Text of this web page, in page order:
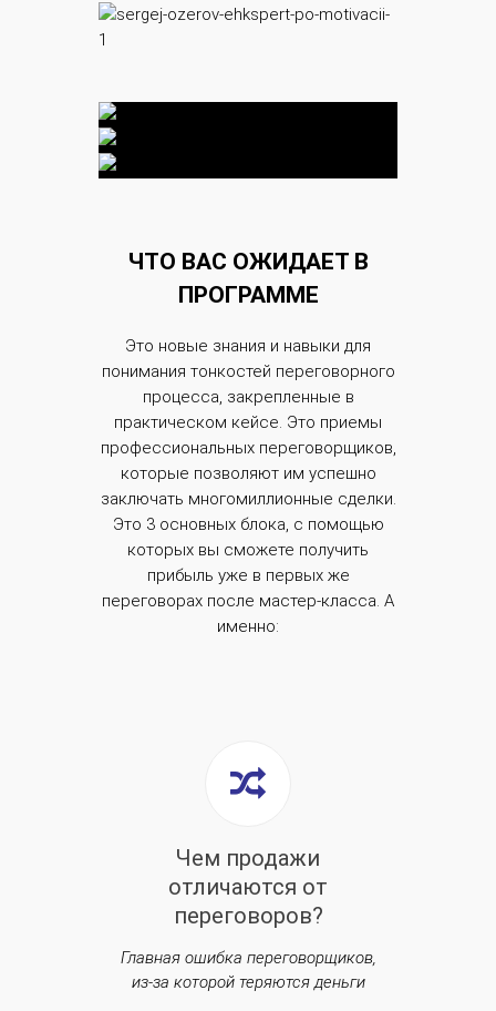
ЧТО ВАС ОЖИДАЕТ В
ПРОГРАММЕ
Это новые знания и навыки для
понимания тонкостей переговорного
процесса, закрепленные в
практическом кейсе. Это приемы
профессиональных переговорщиков,
которые позволяют им успешно
заключать многомиллионные сделки.
Это 3 основных блока, с помощью
которых вы сможете получить
прибыль уже в первых же
переговорах после мастер-класса. А
именно:
Чем продажи
отличаются от
переговоров?
Главная ошибка переговорщиков,
из-за которой теряются деньги